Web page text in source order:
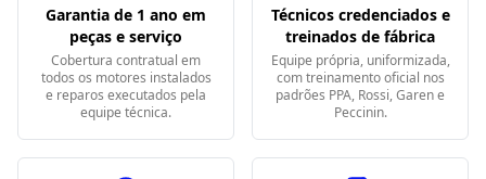
Garantia de 1 ano em
peças e serviço
Cobertura contratual em
todos os motores instalados
e reparos executados pela
equipe técnica.
Técnicos credenciados e
treinados de fábrica
Equipe própria, uniformizada,
com treinamento oficial nos
padrões PPA, Rossi, Garen e
Peccinin.